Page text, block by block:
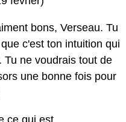
bons, Verseau. Tu
c'est ton intuition qui
Tu ne voudrais tout de
une bonne fois pour
ce qui est